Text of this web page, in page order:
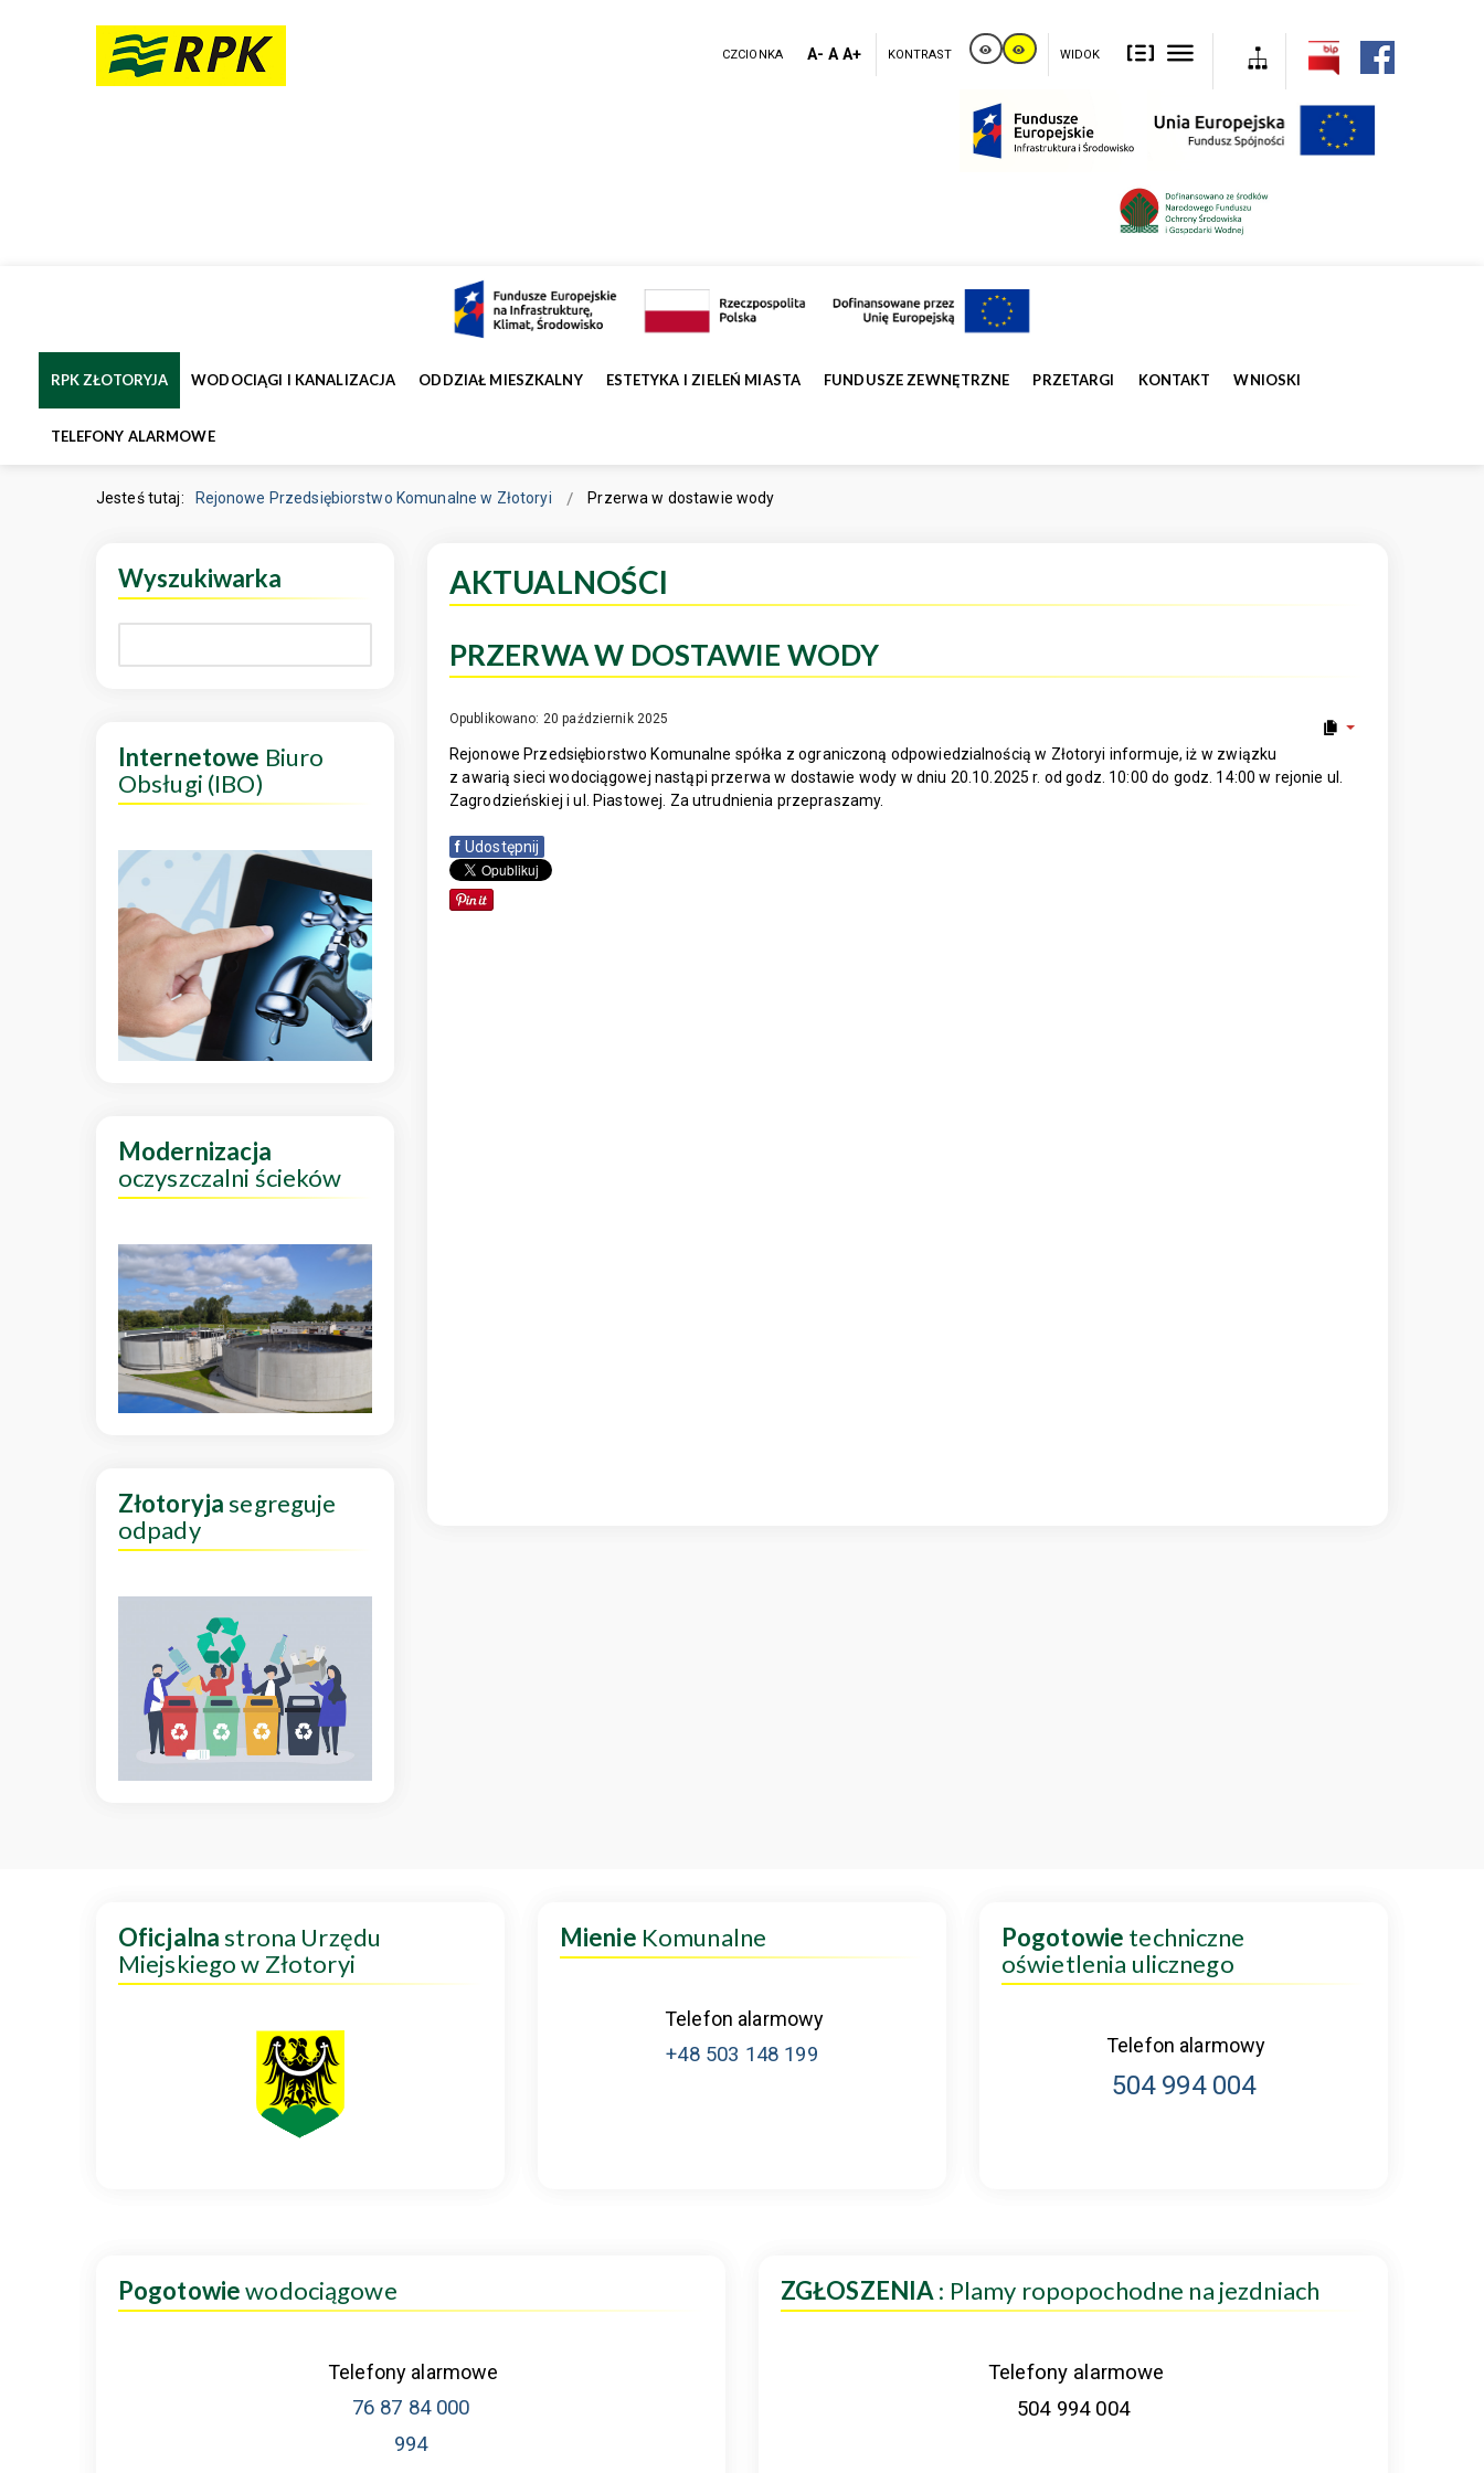
CZCIONKA A- A A+ KONTRAST WIDOK
RPK ZŁOTORYJA WODOCIĄGI I KANALIZACJA ODDZIAŁ MIESZKALNY ESTETYKA I ZIELEŃ MIASTA FUNDUSZE ZEWNĘTRZNE PRZETARGI KONTAKT WNIOSKI
TELEFONY ALARMOWE
Jesteś tutaj: Rejonowe Przedsiębiorstwo Komunalne w Złotoryi Przerwa w dostawie wody
AKTUALNOŚCI
PRZERWA W DOSTAWIE WODY
Opublikowano: 20 październik 2025
Rejonowe Przedsiębiorstwo Komunalne spółka z ograniczoną odpowiedzialnością w Złotoryi informuje, iż w związku
z awarią sieci wodociągowej nastąpi przerwa w dostawie wody w dniu 20.10.2025 r. od godz. 10:00 do godz. 14:00 w rejonie ul.
Zagrodzieńskiej i ul. Piastowej. Za utrudnienia przepraszamy.
f Udostępnij
Wyszukiwarka
Internetowe Biuro
Obsługi (IBO)
Modernizacja
oczyszczalni ścieków
Złotoryjasegreguje
odpady
Oficjalnastrona Urzędu
Miejskiego w Złotoryi
Mienie Komunalne
Telefon alarmowy
+48 503 148 199
Pogotowie techniczne
oświetlenia ulicznego
Telefon alarmowy
504 994 004
Pogotowiewodociągowe
Telefony alarmowe
76 87 84 000
994
ZGŁOSZENIA : Plamy ropopochodne na jezdniach
Telefony alarmowe
504 994 004